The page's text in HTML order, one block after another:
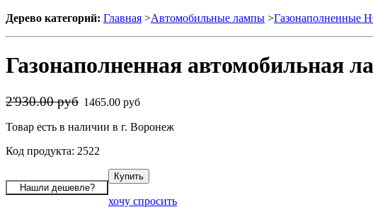
Дерево категорий: Главная >Автомобильные лампы >Газонаполненные
Газонаполненная автомобильная
2'930.00 руб 1465.00 руб
Товар есть в наличии в г. Воронеж
Код продукта: 2522
хочу спросить